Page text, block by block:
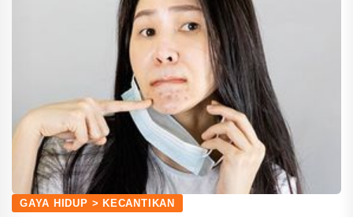
GAYA HIDUP > KECANTIKAN